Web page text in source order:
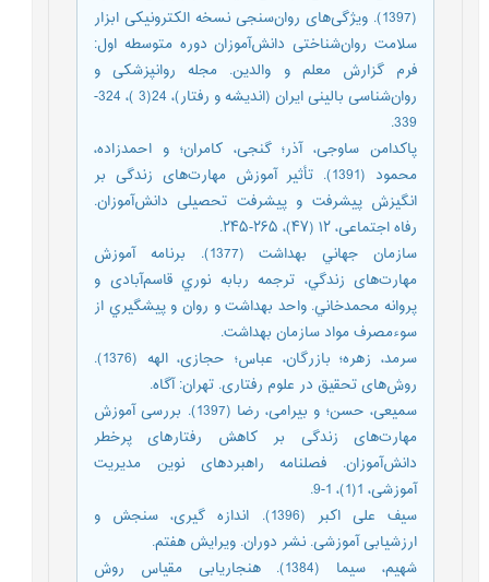
(1397). ویژگی‌های روان‌سنجی نسخه الکترونیکی ابزار
سلامت روان‌شناختی دانش‌آموزان دوره متوسطه اول:
فرم گزارش معلم و والدین. مجله روانپزشکی و
روان‌شناسی بالینی ایران (اندیشه و رفتار)، 24(3 )، 324-
339.
پاکدامن ساوجی، آذر؛ گنجی، کامران؛ و احمدزاده،
محمود (1391). تأثیر آموزش مهارت‌های زندگی بر
انگیزش ‌پیشرفت و پیشرفت ‌تحصیلی دانش‌آموزان.
رفاه اجتماعی، ۱۲ (۴۷)، ۲۶۵-۲۴۵.
سازمان جهاني بهداشت (1377). برنامه آموزش
مهارت‌های زندگي، ترجمه ربابه نوري قاسم‌آبادی و
پروانه محمدخاني. واحد بهداشت و روان و پيشگيري از
سوءمصرف مواد سازمان بهداشت.
سرمد، زهره؛ بازرگان، عباس؛ حجازی، الهه (1376).
روش‌های تحقیق در علوم رفتاری. تهران: آگاه.
سمیعی، حسن؛ و بیرامی، رضا (1397). بررسی آموزش
مهارت‌های زندگی بر کاهش رفتارهای پرخطر
دانش‌آموزان. فصلنامه راهبردهای نوین مدیریت
آموزشی، 1(1)، 1-9.
سیف علی اکبر (1396). اندازه گیری، سنجش و
ارزشیابی آموزشی. نشر دوران. ویرایش هفتم.
شهیم، سیما (1384). هنجاریابی مقیاس روش